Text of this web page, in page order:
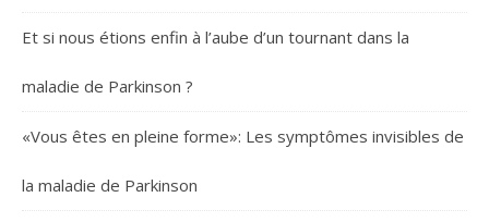
Et si nous étions enfin à l’aube d’un tournant dans la
maladie de Parkinson ?
«Vous êtes en pleine forme»: Les symptômes invisibles de
la maladie de Parkinson